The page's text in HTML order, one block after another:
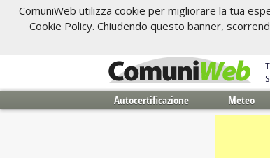
ComuniWeb utilizza cookie per migliorare la tua
Cookie Policy. Chiudendo questo banner,
Autocertificazione Meteo